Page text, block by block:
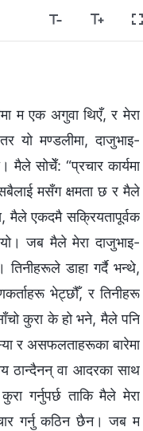
म एक अगुवा थिएँ, र मेरा
यो मण्डलीमा, दाजुभाइ-
मैले सोचेँ: “प्रचार कार्यमा
मसँग क्षमता छ र मैले
मैले एकदमै सक्रियतापूर्वक
जब मैले मेरा दाजुभाइ-
डाहा गर्दै भन्थे,
भेट्छौँ, र तिनीहरू
कुरा के हो भने, मैले पनि
र असफलताहरूका बारेमा
ठान्दैनन् वा आदरका साथ
गर्नुपर्छ ताकि मैले मेरा
गर्नु कठिन छैन। जब म